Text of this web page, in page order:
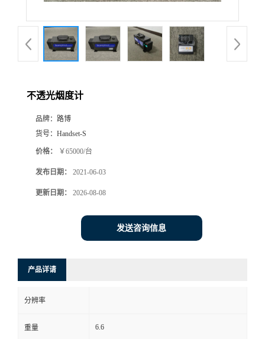
品
系
不透光烟度计
品牌： 路博
货号： Handset-S
价格： ￥65000/台
发布日期： 2021-06-03
更新日期： 2026-08-08
发送咨询信息
产品详请
分辨率
重量 6.6